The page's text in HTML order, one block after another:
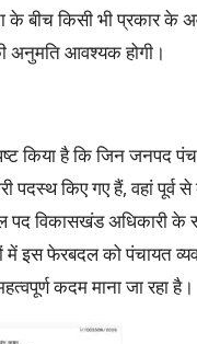
के बीच किसी भी प्रकार के
अनुमति आवश्यक होगी।
किया है कि जिन जनपद
पदस्थ किए गए हैं, वहां पूर्व से
पद विकासखंड अधिकारी के
इस फेरबदल को पंचायत
कदम माना जा रहा है।